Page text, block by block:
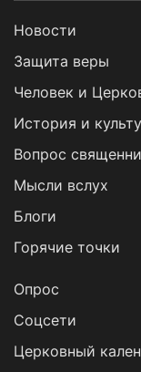
Новости
Защита веры
Человек и
История и
Вопрос
Мысли вслух
Блоги
Горячие точки
Опрос
Cоцсети
Церковный